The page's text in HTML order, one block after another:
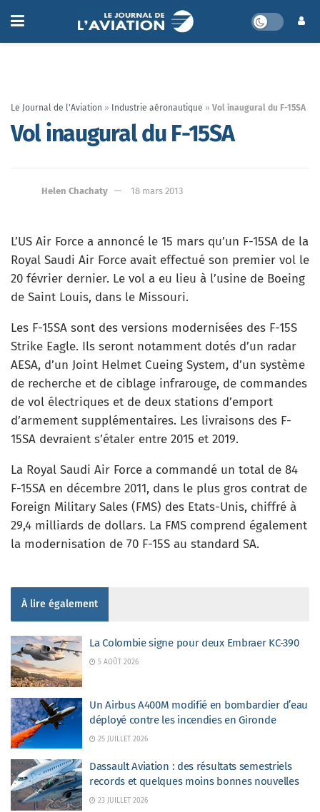
Le Journal de l'Aviation » Industrie aéronautique » Vol inaugural du F-15SA
Vol inaugural du F-15SA
Helen Chachaty 18 mars 2013
L’US Air Force a annoncé le 15 mars qu’un F-15SA de la
Royal Saudi Air Force avait effectué son premier vol le
20 février dernier. Le vol a eu lieu à l’usine de Boeing
de Saint Louis, dans le Missouri.
Les F-15SA sont des versions modernisées des F-15S
Strike Eagle. Ils seront notamment dotés d’un radar
AESA, d’un Joint Helmet Cueing System, d’un système
de recherche et de ciblage infrarouge, de commandes
de vol électriques et de deux stations d’emport
d’armement supplémentaires. Les livraisons des F-
15SA devraient s’étaler entre 2015 et 2019.
La Royal Saudi Air Force a commandé un total de 84
F-15SA en décembre 2011, dans le plus gros contrat de
Foreign Military Sales (FMS) des Etats-Unis, chiffré à
29,4 milliards de dollars. La FMS comprend également
la modernisation de 70 F-15S au standard SA.
À lire également
La Colombie signe pour deux Embraer KC-390
5 AOÛT 2026
Un Airbus A400M modifié en bombardier d’eau
déployé contre les incendies en Gironde
25 JUILLET 2026
Dassault Aviation : des résultats semestriels
records et quelques moins bonnes nouvelles
23 JUILLET 2026